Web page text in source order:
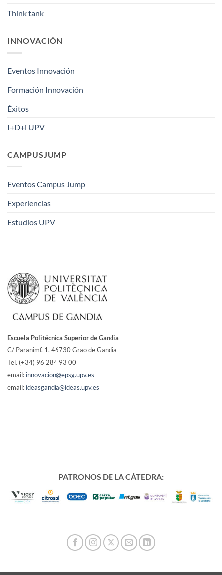
Think tank
INNOVACIÓN
Eventos Innovación
Formación Innovación
Éxitos
I+D+i UPV
CAMPUSJUMP
Eventos Campus Jump
Experiencias
Estudios UPV
Escuela Politécnica Superior de Gandia
C/ Paranimf, 1. 46730 Grao de Gandia
Tel. (+34) 96 284 93 00
email: innovacion@epsg.upv.es
email: ideasgandia@ideas.upv.es
PATRONOS DE LA CÁTEDRA: